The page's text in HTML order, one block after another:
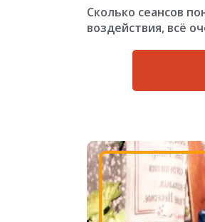
Сколько сеансов
воздействия, всё